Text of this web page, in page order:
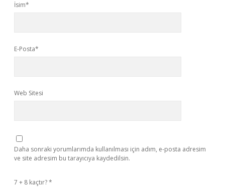
İsim*
E-Posta*
Web Sitesi
Daha sonraki yorumlarımda kullanılması için adım, e-posta adresim
ve site adresim bu tarayıcıya kaydedilsin.
7 + 8 kaçtır?*